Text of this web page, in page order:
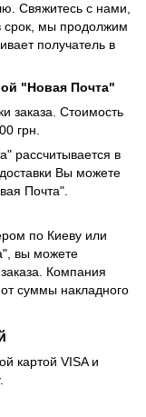
Свяжитесь с нами,
срок, мы продолжим
получатель в
"Новая Почта"
заказа. Стоимость
грн.
рассчитывается в
Вы можете
Почта".
по Киеву или
вы можете
Компания
суммы накладного
картой VISA и